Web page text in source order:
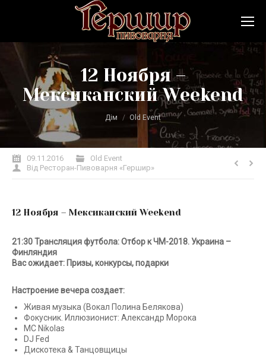
12 Ноября –
Мексиканский Weekend
Дім Old Event
09.11.2016
Old Event
Від Ресторан-Пивоварня «Гершир»
12 Ноября – Мексиканский Weekend
21:30 Трансляция футбола: Отбор к ЧМ-2018. Украина –
Финляндия
Вас ожидает: Призы, конкурсы, подарки
Настроение вечера создает:
Живая музыка (Вокал Полина Белякова)
Фокусник. Иллюзионист: Александр Морока
МС Nikolas
DJ Fed
Дискотека & Танцовщицы